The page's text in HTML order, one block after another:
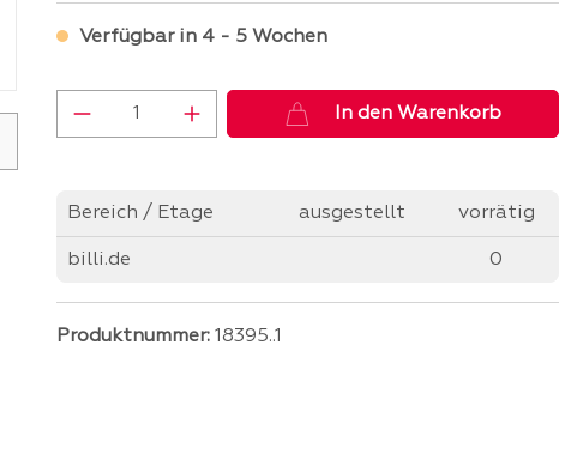
Verfügbar in 4 - 5 Wochen
Produkt Anzahl: Gib denIn den Warenkorb
Bereich / Etage ausgestellt vorrätig
billi.de 0
Produktnummer: 18395..1